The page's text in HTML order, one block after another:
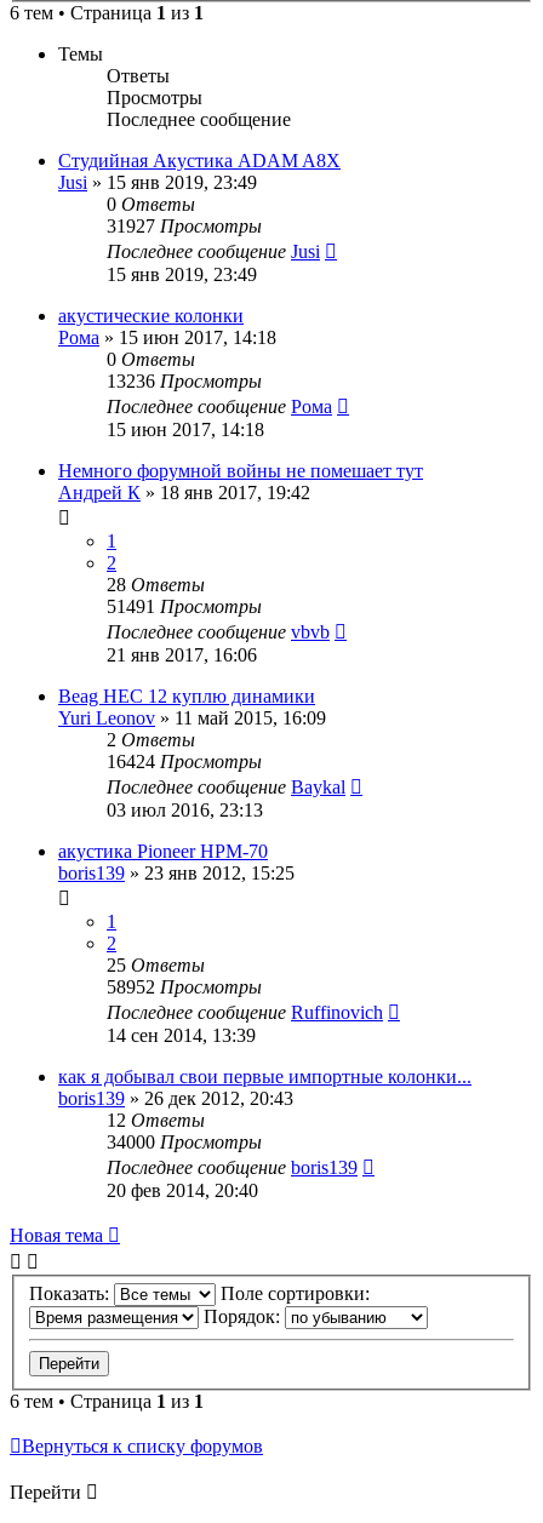
6 тем • Страница 1 из 1
Темы
Ответы
Просмотры
Последнее сообщение
Студийная Акустика ADAM A8X
Jusi » 15 янв 2019, 23:49
0 Ответы
31927 Просмотры
Последнее сообщение Jusi
15 янв 2019, 23:49
акустические колонки
Рома » 15 июн 2017, 14:18
0 Ответы
13236 Просмотры
Последнее сообщение Рома
15 июн 2017, 14:18
Немного форумной войны не помешает тут
Андрей К » 18 янв 2017, 19:42
1
2
28 Ответы
51491 Просмотры
Последнее сообщение vbvb
21 янв 2017, 16:06
Beag HEC 12 куплю динамики
Yuri Leonov » 11 май 2015, 16:09
2 Ответы
16424 Просмотры
Последнее сообщение Baykal
03 июл 2016, 23:13
акустика Pioneer HPM-70
boris139 » 23 янв 2012, 15:25
1
2
25 Ответы
58952 Просмотры
Последнее сообщение Ruffinovich
14 сен 2014, 13:39
как я добывал свои первые импортные колонки...
boris139 » 26 дек 2012, 20:43
12 Ответы
34000 Просмотры
Последнее сообщение boris139
20 фев 2014, 20:40
Новая тема
Показать:
Поле сортировки:
Порядок:
6 тем • Страница 1 из 1
Вернуться к списку форумов
Перейти